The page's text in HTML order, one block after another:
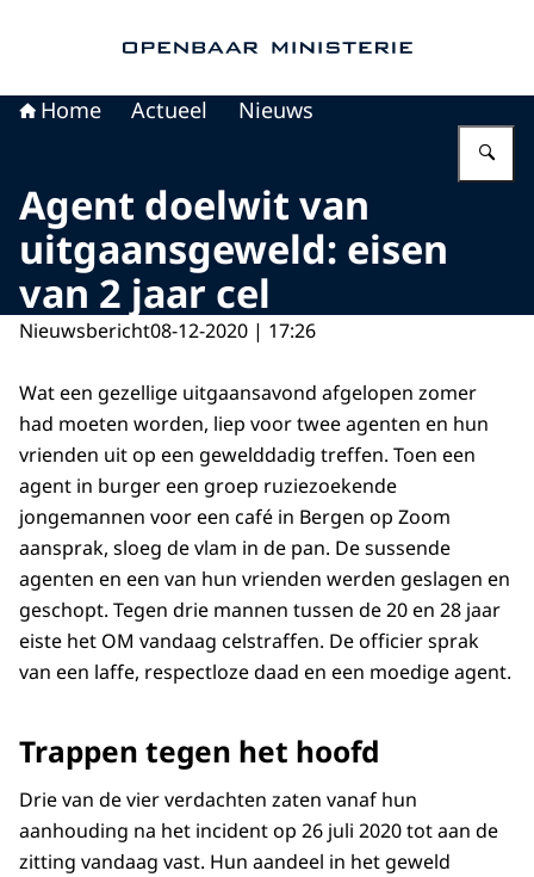
Home Actueel Nieuws
Agent doelwit van
uitgaansgeweld: eisen
van 2 jaar cel
Nieuwsbericht08-12-2020 | 17:26
Wat een gezellige uitgaansavond afgelopen zomer
had moeten worden, liep voor twee agenten en hun
vrienden uit op een gewelddadig treffen. Toen een
agent in burger een groep ruziezoekende
jongemannen voor een café in Bergen op Zoom
aansprak, sloeg de vlam in de pan. De sussende
agenten en een van hun vrienden werden geslagen en
geschopt. Tegen drie mannen tussen de 20 en 28 jaar
eiste het OM vandaag celstraffen. De officier sprak
van een laffe, respectloze daad en een moedige agent.
Trappen tegen het hoofd
Drie van de vier verdachten zaten vanaf hun
aanhouding na het incident op 26 juli 2020 tot aan de
zitting vandaag vast. Hun aandeel in het geweld